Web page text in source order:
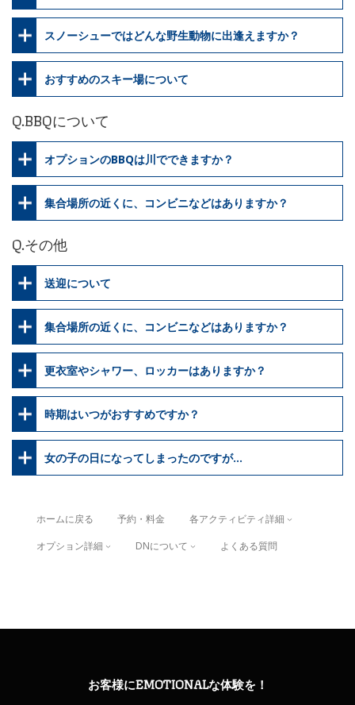
スノーシューではどんな野生動物に出逢えますか？
おすすめのスキー場について
Q.BBQについて
オプションのBBQは川でできますか？
集合場所の近くに、コンビニなどはありますか？
Q.その他
送迎について
集合場所の近くに、コンビニなどはありますか？
更衣室やシャワー、ロッカーはありますか？
時期はいつがおすすめですか？
女の子の日になってしまったのですが…
ホームに戻る 予約・料金
各アクティビティ詳細
オプション詳細
DNについて よくある質問
お客様にEMOTIONALな体験を！